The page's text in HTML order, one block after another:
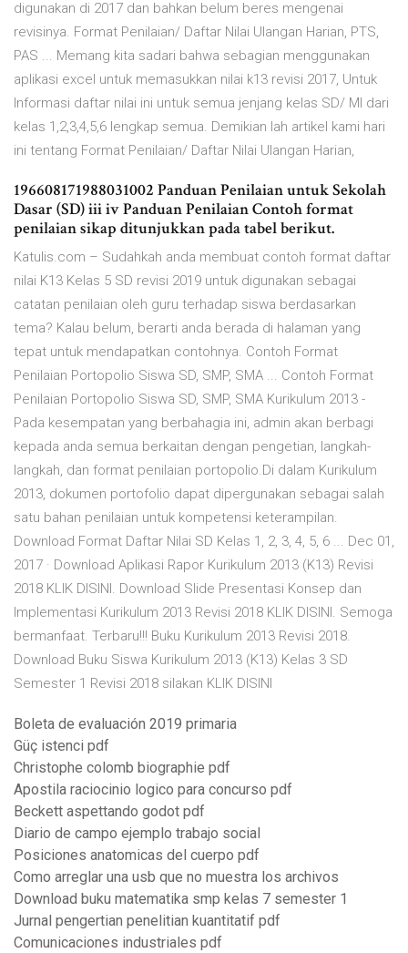
digunakan di 2017 dan bahkan belum beres mengenai
revisinya. Format Penilaian/ Daftar Nilai Ulangan Harian, PTS,
PAS ... Memang kita sadari bahwa sebagian menggunakan
aplikasi excel untuk memasukkan nilai k13 revisi 2017, Untuk
Informasi daftar nilai ini untuk semua jenjang kelas SD/ MI dari
kelas 1,2,3,4,5,6 lengkap semua. Demikian lah artikel kami hari
ini tentang Format Penilaian/ Daftar Nilai Ulangan Harian,
196608171988031002 Panduan Penilaian untuk Sekolah
Dasar (SD) iii iv Panduan Penilaian Contoh format
penilaian sikap ditunjukkan pada tabel berikut.
Katulis.com – Sudahkah anda membuat contoh format daftar
nilai K13 Kelas 5 SD revisi 2019 untuk digunakan sebagai
catatan penilaian oleh guru terhadap siswa berdasarkan
tema? Kalau belum, berarti anda berada di halaman yang
tepat untuk mendapatkan contohnya. Contoh Format
Penilaian Portopolio Siswa SD, SMP, SMA ... Contoh Format
Penilaian Portopolio Siswa SD, SMP, SMA Kurikulum 2013 -
Pada kesempatan yang berbahagia ini, admin akan berbagi
kepada anda semua berkaitan dengan pengetian, langkah-
langkah, dan format penilaian portopolio.Di dalam Kurikulum
2013, dokumen portofolio dapat dipergunakan sebagai salah
satu bahan penilaian untuk kompetensi keterampilan.
Download Format Daftar Nilai SD Kelas 1, 2, 3, 4, 5, 6 ... Dec 01,
2017 · Download Aplikasi Rapor Kurikulum 2013 (K13) Revisi
2018 KLIK DISINI. Download Slide Presentasi Konsep dan
Implementasi Kurikulum 2013 Revisi 2018 KLIK DISINI. Semoga
bermanfaat. Terbaru!!! Buku Kurikulum 2013 Revisi 2018.
Download Buku Siswa Kurikulum 2013 (K13) Kelas 3 SD
Semester 1 Revisi 2018 silakan KLIK DISINI
Boleta de evaluación 2019 primaria
Güç istenci pdf
Christophe colomb biographie pdf
Apostila raciocinio logico para concurso pdf
Beckett aspettando godot pdf
Diario de campo ejemplo trabajo social
Posiciones anatomicas del cuerpo pdf
Como arreglar una usb que no muestra los archivos
Download buku matematika smp kelas 7 semester 1
Jurnal pengertian penelitian kuantitatif pdf
Comunicaciones industriales pdf